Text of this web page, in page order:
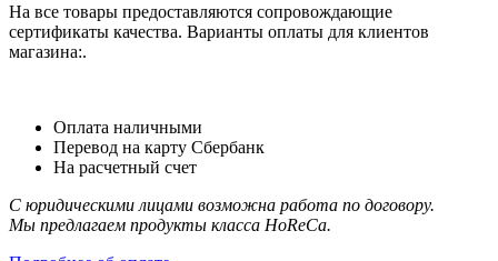
На все товары предоставляются сопровождающие
сертификаты качества. Варианты оплаты для клиентов
магазина:.
Оплата наличными
Перевод на карту Сбербанк
На расчетный счет
С юридическими лицами возможна работа по договору.
Мы предлагаем продукты класса HoReCa.